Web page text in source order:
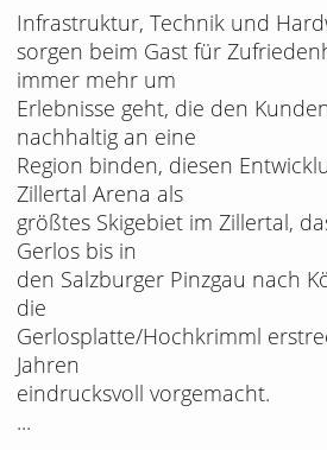
1729
views
Kommentare
likes
favorites
Infrastruktur, Technik und
sorgen beim Gast für
immer mehr um
Erlebnisse geht, die den
nachhaltig an eine
Region binden, diesen
Zillertal Arena als
größtes Skigebiet im Zillertal,
Gerlos bis in
den Salzburger Pinzgau nach
die
Gerlosplatte/Hochkrimml
Jahren
eindrucksvoll vorgemacht.
...